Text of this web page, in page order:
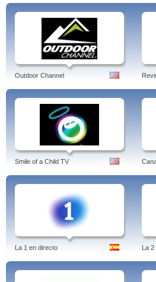
Outdoor Channel
Smile of a Child TV
La 1 en directo La 2